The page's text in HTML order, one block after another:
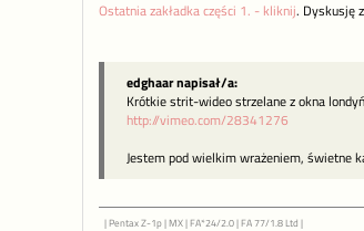
Ostatnia zakładka części 1. - kliknij. Dyskusję
edghaar napisał/a:
Krótkie strit-wideo strzelane z okna
http://vimeo.com/28341276
Jestem pod wielkim wrażeniem, świetne
| Pentax Z-1p | MX | FA*24/2.0 | FA 77/1.8 Ltd |